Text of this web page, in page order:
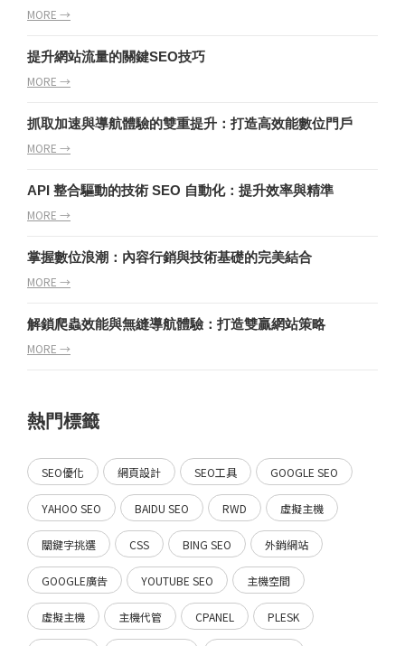
MORE →
提升網站流量的關鍵SEO技巧
MORE →
抓取加速與導航體驗的雙重提升：打造高效能數位門戶
MORE →
API 整合驅動的技術 SEO 自動化：提升效率與精準
MORE →
掌握數位浪潮：內容行銷與技術基礎的完美結合
MORE →
解鎖爬蟲效能與無縫導航體驗：打造雙贏網站策略
MORE →
熱門標籤
SEO優化 網頁設計 SEO工具 GOOGLE SEO
YAHOO SEO BAIDU SEO RWD 虛擬主機
關鍵字挑選 CSS BING SEO 外銷網站
GOOGLE廣告 YOUTUBE SEO 主機空間
虛擬主機 主機代管 CPANEL PLESK